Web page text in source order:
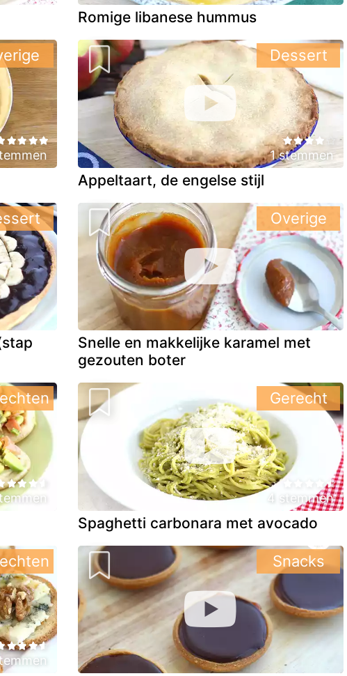
Romige libanese hummus
1 stemmen
Appeltaart, de engelse stijl
Dessert
Snelle en makkelijke karamel met
gezouten boter
Overige
4 stemmen
Spaghetti carbonara met avocado
Gerecht
Snacks